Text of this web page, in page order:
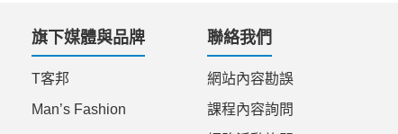
旗下媒體與品牌
T客邦
Man’s Fashion
聯絡我們
網站內容勘誤
課程內容詢問